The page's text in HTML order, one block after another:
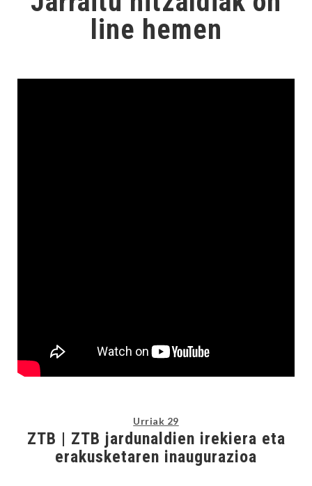
line hemen
Urriak 29
ZTB | ZTB jardunaldien irekiera eta
erakusketaren inaugurazioa